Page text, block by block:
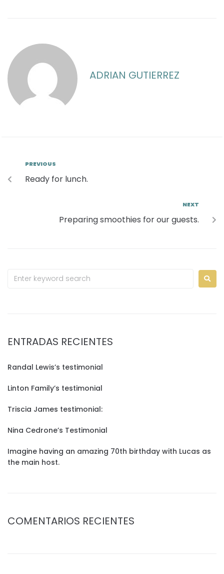
ADRIAN GUTIERREZ
PREVIOUS
Ready for lunch.
NEXT
Preparing smoothies for our guests.
ENTRADAS RECIENTES
Randal Lewis’s testimonial
Linton Family’s testimonial
Triscia James testimonial:
Nina Cedrone’s Testimonial
Imagine having an amazing 70th birthday with Lucas as
the main host.
COMENTARIOS RECIENTES